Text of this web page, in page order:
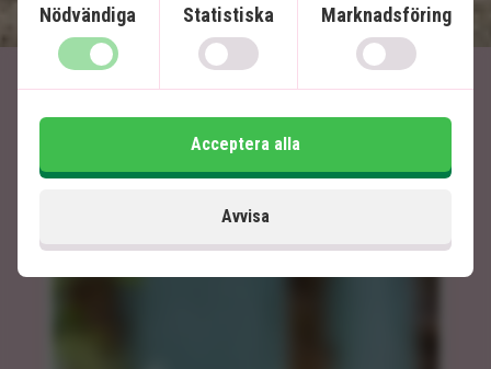
Artiklar relaterade till
Kuba
Nödvändiga Statistiska Marknadsföring
Avvisa
Acceptera alla